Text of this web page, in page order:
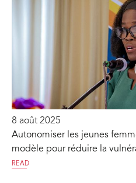
8 août 2025
Autonomiser les jeunes
modèle pour réduire la
READ